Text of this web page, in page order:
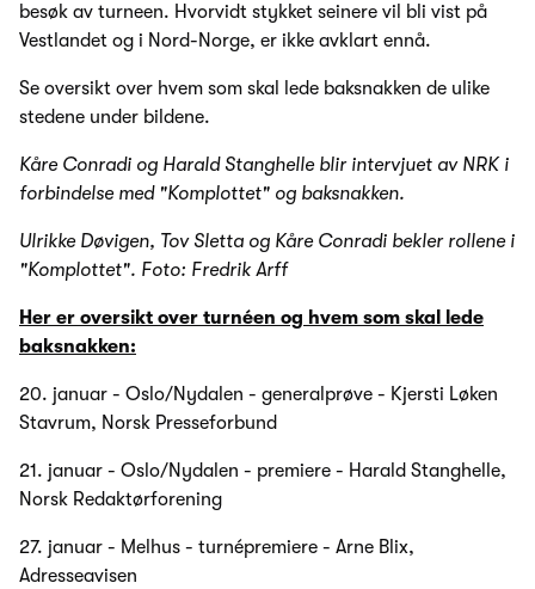
besøk av turneen. Hvorvidt stykket seinere vil bli vist på
Vestlandet og i Nord-Norge, er ikke avklart ennå.
Se oversikt over hvem som skal lede baksnakken de ulike
stedene under bildene.
Kåre Conradi og Harald Stanghelle blir intervjuet av NRK i
forbindelse med "Komplottet" og baksnakken.
Ulrikke Døvigen, Tov Sletta og Kåre Conradi bekler rollene i
"Komplottet". Foto: Fredrik Arff
Her er oversikt over turnéen og hvem som skal lede
baksnakken:
20. januar - Oslo/Nydalen - generalprøve - Kjersti Løken
Stavrum, Norsk Presseforbund
21. januar - Oslo/Nydalen - premiere - Harald Stanghelle,
Norsk Redaktørforening
27. januar - Melhus - turnépremiere - Arne Blix,
Adresseavisen